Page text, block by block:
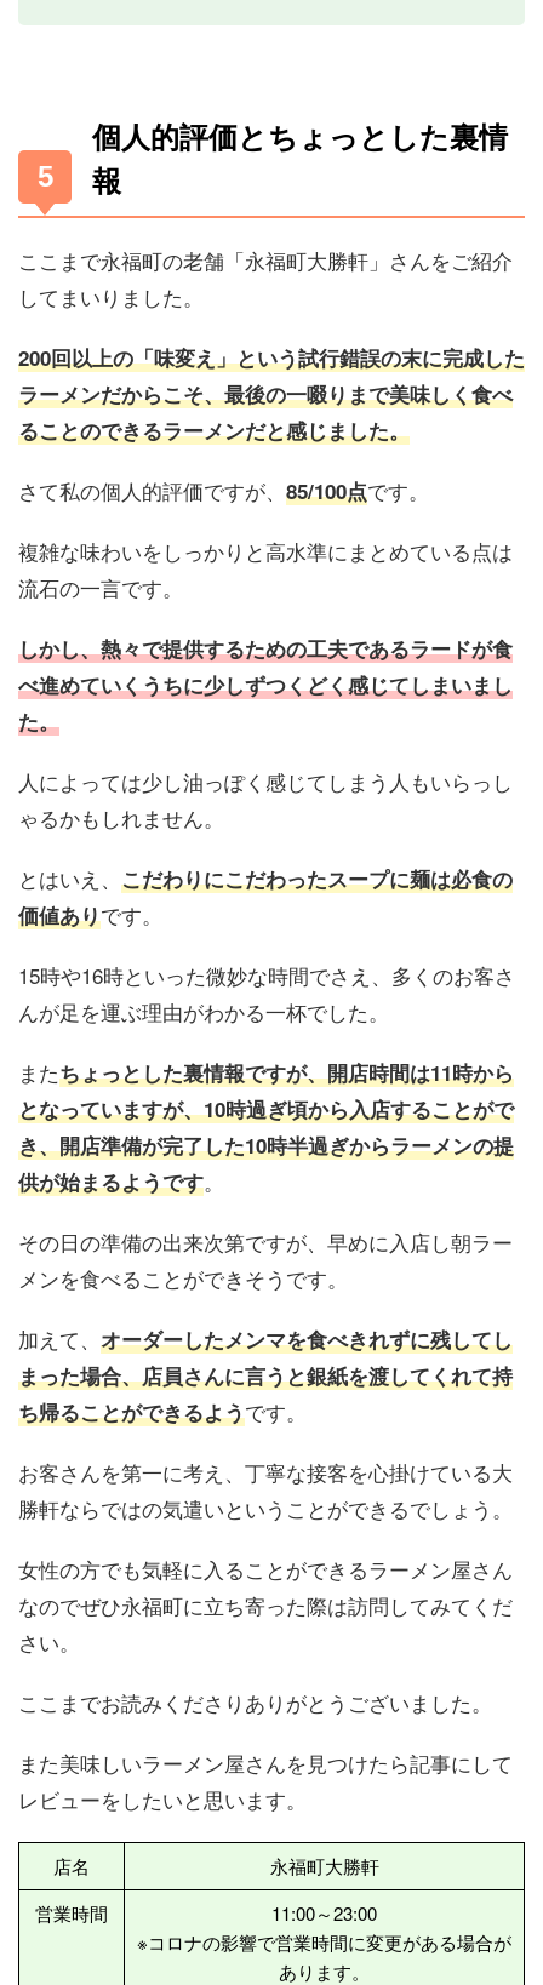
個人的評価とちょっとした裏情
報
ここまで永福町の老舗「永福町大勝軒」さんをご紹介
してまいりました。
200回以上の「味変え」という試行錯誤の末に完成した
ラーメンだからこそ、最後の一啜りまで美味しく食べ
ることのできるラーメンだと感じました。
さて私の個人的評価ですが、 85/100点です。
複雑な味わいをしっかりと高水準にまとめている点は
流石の一言です。
しかし、熱々で提供するための工夫であるラードが食
べ進めていくうちに少しずつくどく感じてしまいまし
た。
人によっては少し油っぽく感じてしまう人もいらっし
ゃるかもしれません。
とはいえ、 こだわりにこだわったスープに麺は必食の
価値ありです。
15時や16時といった微妙な時間でさえ、多くのお客さ
んが足を運ぶ理由がわかる一杯でした。
またちょっとした裏情報ですが、開店時間は11時から
となっていますが、10時過ぎ頃から入店することがで
き、開店準備が完了した10時半過ぎからラーメンの提
供が始まるようです。
その日の準備の出来次第ですが、早めに入店し朝ラー
メンを食べることができそうです。
加えて、 オーダーしたメンマを食べきれずに残してし
まった場合、店員さんに言うと銀紙を渡してくれて持
ち帰ることができるようです。
お客さんを第一に考え、丁寧な接客を心掛けている大
勝軒ならではの気遣いということができるでしょう。
女性の方でも気軽に入ることができるラーメン屋さん
なのでぜひ永福町に立ち寄った際は訪問してみてくだ
さい。
ここまでお読みくださりありがとうございました。
また美味しいラーメン屋さんを見つけたら記事にして
レビューをしたいと思います。
店名
永福町大勝軒
営業時間
11:00～23:00
※コロナの影響で営業時間に変更がある場合が
あります。